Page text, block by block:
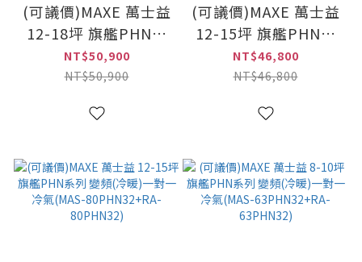
(可議價)MAXE 萬士益
12-18坪 旗艦PHN系
列 變頻(冷暖)一對一
冷氣(MAS-
90PHN32)
NT$50,900
NT$50,900
(可議價)MAXE 萬士益
12-15坪 旗艦PHN系
列 變頻(冷暖)一對一
冷氣(MAS-
85PHN32)
NT$46,800
NT$46,800